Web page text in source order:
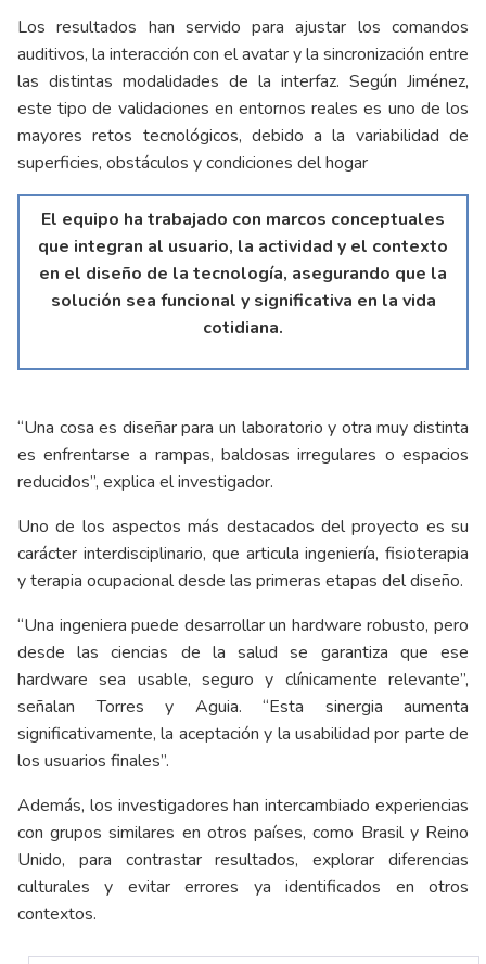
Los resultados han servido para ajustar los comandos
auditivos, la interacción con el avatar y la sincronización entre
las distintas modalidades de la interfaz. Según Jiménez,
este tipo de validaciones en entornos reales es uno de los
mayores retos tecnológicos, debido a la variabilidad de
superficies, obstáculos y condiciones del hogar
El equipo ha trabajado con marcos conceptuales
que integran al usuario, la actividad y el contexto
en el diseño de la tecnología, asegurando que la
solución sea funcional y significativa en la vida
cotidiana.
“Una cosa es diseñar para un laboratorio y otra muy distinta
es enfrentarse a rampas, baldosas irregulares o espacios
reducidos”, explica el investigador.
Uno de los aspectos más destacados del proyecto es su
carácter interdisciplinario, que articula ingeniería, fisioterapia
y terapia ocupacional desde las primeras etapas del diseño.
“Una ingeniera puede desarrollar un hardware robusto, pero
desde las ciencias de la salud se garantiza que ese
hardware sea usable, seguro y clínicamente relevante”,
señalan Torres y Aguia. “Esta sinergia aumenta
significativamente, la aceptación y la usabilidad por parte de
los usuarios finales”.
Además, los investigadores han intercambiado experiencias
con grupos similares en otros países, como Brasil y Reino
Unido, para contrastar resultados, explorar diferencias
culturales y evitar errores ya identificados en otros
contextos.